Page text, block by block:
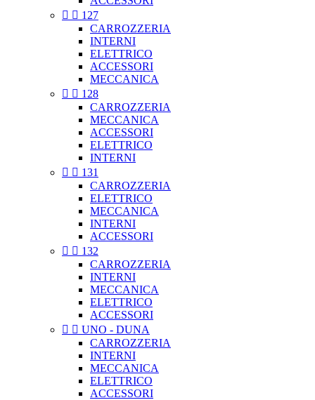
  127
CARROZZERIA
INTERNI
ELETTRICO
ACCESSORI
MECCANICA
  128
CARROZZERIA
MECCANICA
ACCESSORI
ELETTRICO
INTERNI
  131
CARROZZERIA
ELETTRICO
MECCANICA
INTERNI
ACCESSORI
  132
CARROZZERIA
INTERNI
MECCANICA
ELETTRICO
ACCESSORI
  UNO - DUNA
CARROZZERIA
INTERNI
MECCANICA
ELETTRICO
ACCESSORI